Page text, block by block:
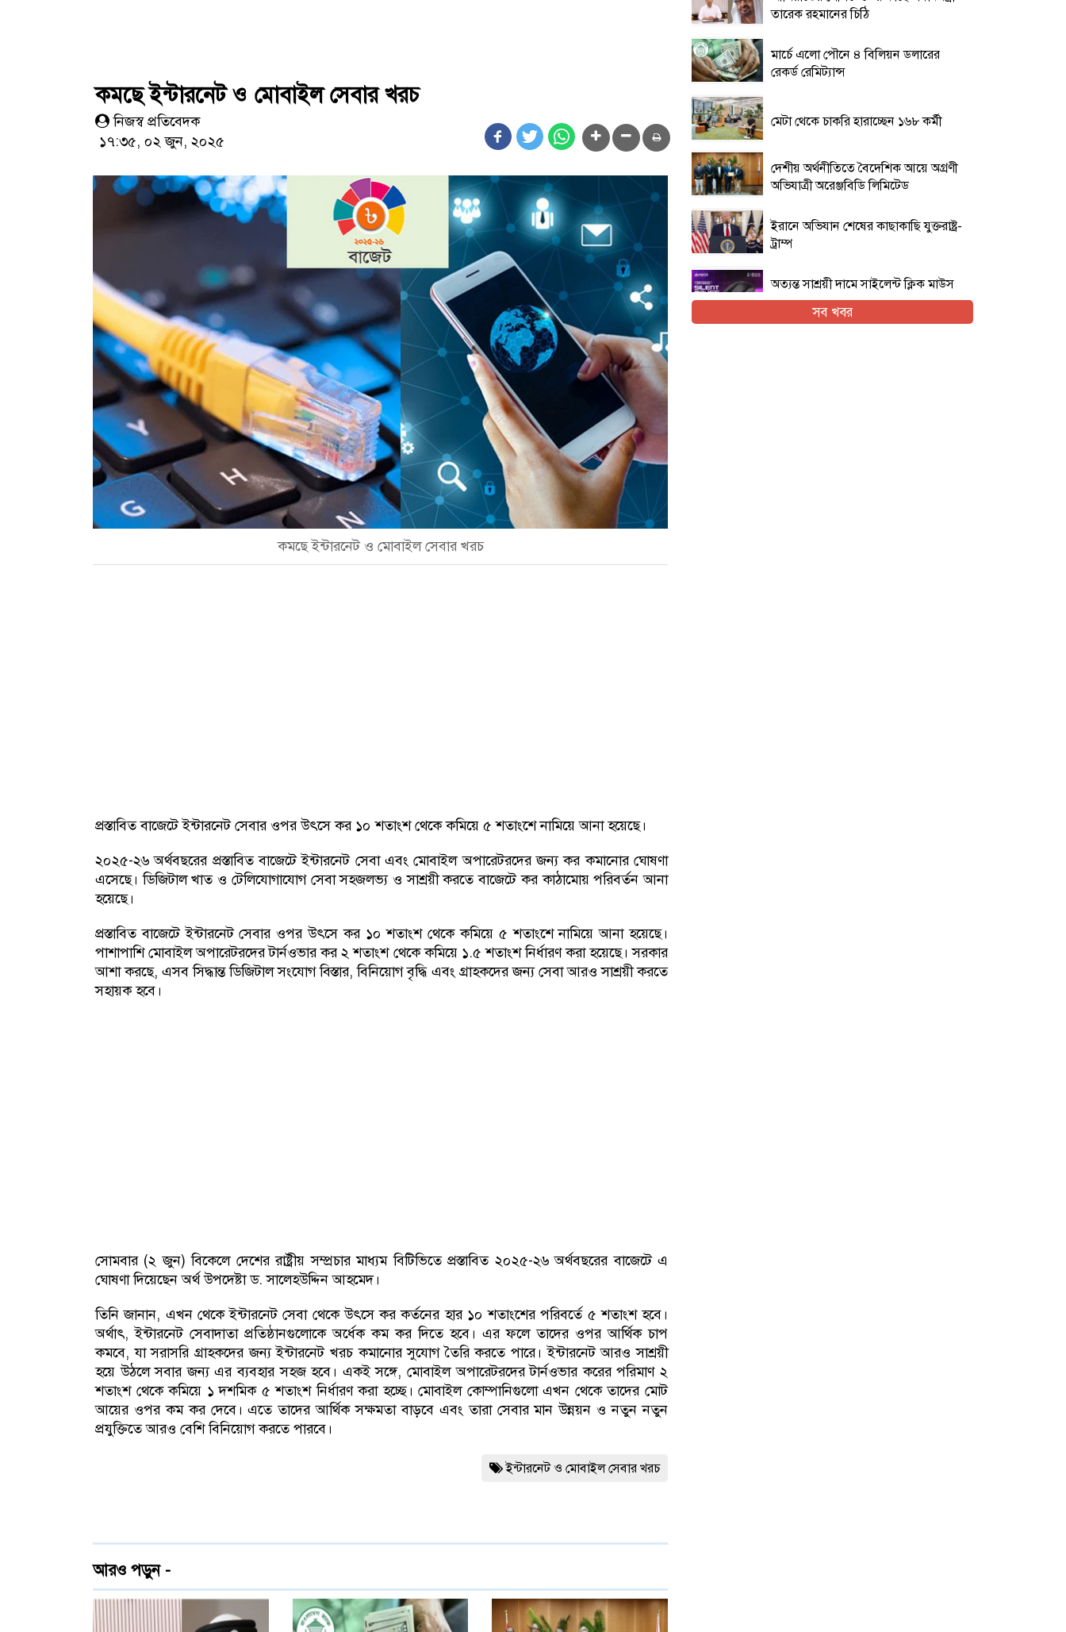
কমছে ইন্টারনেট ও মোবাইল সেবার খরচ
নিজস্ব প্রতিবেদক
১৭:৩৫, ০২ জুন, ২০২৫
কমছে ইন্টারনেট ও মোবাইল সেবার খরচ
প্রস্তাবিত বাজেটে ইন্টারনেট সেবার ওপর উৎসে কর ১০ শতাংশ থেকে কমিয়ে ৫ শতাংশে নামিয়ে আনা হয়েছে।
২০২৫-২৬ অর্থবছরের প্রস্তাবিত বাজেটে ইন্টারনেট সেবা এবং মোবাইল অপারেটরদের জন্য কর কমানোর ঘোষণা
এসেছে। ডিজিটাল খাত ও টেলিযোগাযোগ সেবা সহজলভ্য ও সাশ্রয়ী করতে বাজেটে কর কাঠামোয় পরিবর্তন আনা
হয়েছে।
প্রস্তাবিত বাজেটে ইন্টারনেট সেবার ওপর উৎসে কর ১০ শতাংশ থেকে কমিয়ে ৫ শতাংশে নামিয়ে আনা হয়েছে।
পাশাপাশি মোবাইল অপারেটরদের টার্নওভার কর ২ শতাংশ থেকে কমিয়ে ১.৫ শতাংশ নির্ধারণ করা হয়েছে। সরকার
আশা করছে, এসব সিদ্ধান্ত ডিজিটাল সংযোগ বিস্তার, বিনিয়োগ বৃদ্ধি এবং গ্রাহকদের জন্য সেবা আরও সাশ্রয়ী করতে
সহায়ক হবে।
সোমবার (২ জুন) বিকেলে দেশের রাষ্ট্রীয় সম্প্রচার মাধ্যম বিটিভিতে প্রস্তাবিত ২০২৫-২৬ অর্থবছরের বাজেটে এ
ঘোষণা দিয়েছেন অর্থ উপদেষ্টা ড. সালেহউদ্দিন আহমেদ।
তিনি জানান, এখন থেকে ইন্টারনেট সেবা থেকে উৎসে কর কর্তনের হার ১০ শতাংশের পরিবর্তে ৫ শতাংশ হবে।
অর্থাৎ, ইন্টারনেট সেবাদাতা প্রতিষ্ঠানগুলোকে অর্ধেক কম কর দিতে হবে। এর ফলে তাদের ওপর আর্থিক চাপ
কমবে, যা সরাসরি গ্রাহকদের জন্য ইন্টারনেট খরচ কমানোর সুযোগ তৈরি করতে পারে। ইন্টারনেট আরও সাশ্রয়ী
হয়ে উঠলে সবার জন্য এর ব্যবহার সহজ হবে। একই সঙ্গে, মোবাইল অপারেটরদের টার্নওভার করের পরিমাণ ২
শতাংশ থেকে কমিয়ে ১ দশমিক ৫ শতাংশ নির্ধারণ করা হচ্ছে। মোবাইল কোম্পানিগুলো এখন থেকে তাদের মোট
আয়ের ওপর কম কর দেবে। এতে তাদের আর্থিক সক্ষমতা বাড়বে এবং তারা সেবার মান উন্নয়ন ও নতুন নতুন
প্রযুক্তিতে আরও বেশি বিনিয়োগ করতে পারবে।
ইন্টারনেট ও মোবাইল সেবার খরচ
আরও পড়ুন -
তারেক রহমানের চিঠি
মার্চে এলো পৌনে ৪ বিলিয়ন ডলারের
রেকর্ড রেমিট্যান্স
মেটা থেকে চাকরি হারাচ্ছেন ১৬৮ কর্মী
দেশীয় অর্থনীতিতে বৈদেশিক আয়ে অগ্রণী
অভিযাত্রী অরেঞ্জবিডি লিমিটেড
ইরানে অভিযান শেষের কাছাকাছি যুক্তরাষ্ট্র-
ট্রাম্প
অত্যন্ত সাশ্রয়ী দামে সাইলেন্ট ক্লিক মাউস
নিয়ে এলো এফোরটেক ওপি-৫৫০এস
সব খবর